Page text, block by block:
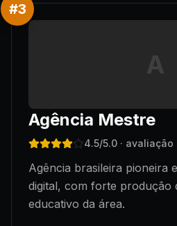
#3
A
Agência Mestre
4.5/5.0 ·
Agência brasileira pioneira
digital, com forte produção
educativo da área.